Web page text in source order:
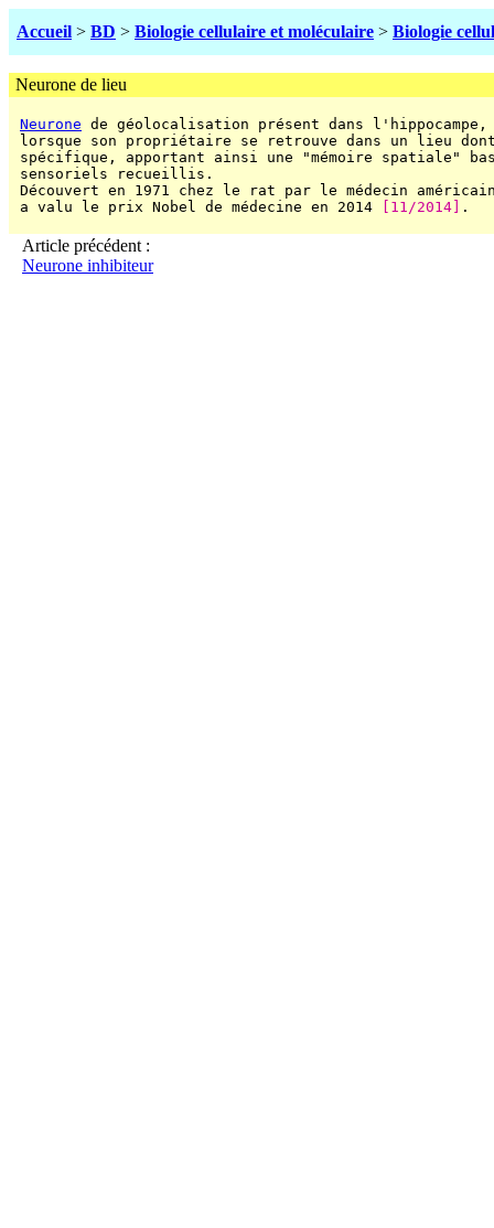
Accueil > BD > Biologie cellulaire et moléculaire > Biologie
Neurone de lieu
Neurone de géolocalisation présent dans
lorsque son propriétaire se retrouve dans un lieu
spécifique, apportant ainsi une "mémoire spatiale"
sensoriels recueillis.
Découvert en 1971 chez le rat par le médecin
a valu le prix Nobel de médecine en 2014
[11/2014] .
Article précédent :
Neurone inhibiteur